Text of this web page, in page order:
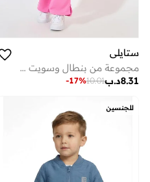
ستايلي
مجموعة من بنطال وسويت شيرت بطبعة بارزة
د.ب8.31
10.01
-17%
للجنسين